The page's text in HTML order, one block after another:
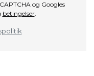
og Googles
betingelser.